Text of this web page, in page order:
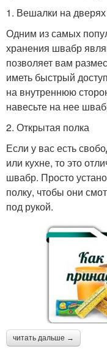
1. Вешалки на дверях
Одним из самых
хранения швабр
позволяет вам
иметь быстрый
на внутреннюю
навесьте на нее
2. Открытая полка
Если у вас есть
или кухне, то это
швабр. Просто
полку, чтобы они
под рукой.
читать дальше →